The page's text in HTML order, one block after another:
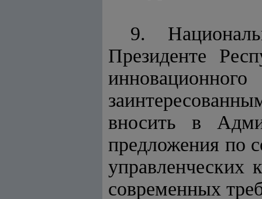
9.
Президенте
вносить в А
предложения по
управленческих
современных